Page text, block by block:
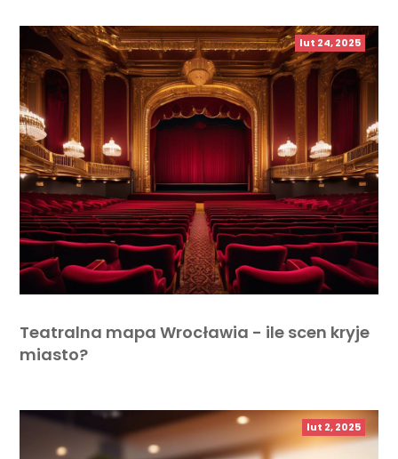
lut 24, 2025
Teatralna mapa Wrocławia - ile scen kryje
miasto?
lut 2, 2025